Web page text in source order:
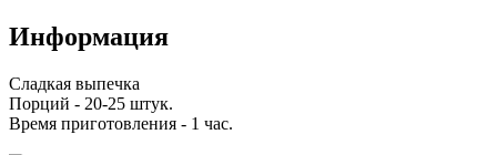
Информация
Сладкая выпечка
Порций - 20-25 штук.
Время приготовления - 1 час.